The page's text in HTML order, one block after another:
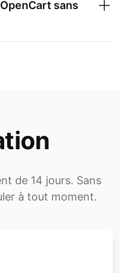
sans
de 14 jours. Sans
à tout moment.